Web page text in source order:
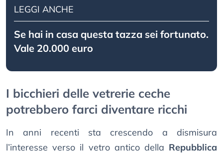
LEGGI ANCHE
Se hai in casa questa tazza sei fortunato.
Vale 20.000 euro
I bicchieri delle vetrerie ceche
potrebbero farci diventare ricchi
In anni recenti sta crescendo a dismisura
l’interesse verso il vetro antico della Repubblica